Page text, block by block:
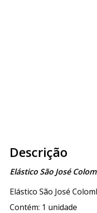
Descrição
Elástico São José
Elástico São José
Contém: 1 unidade